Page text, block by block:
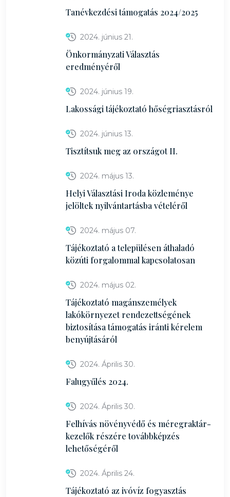
Tanévkezdési támogatás 2024/2025
2024. június 21.
Önkormányzati Választás
eredményéről
2024. június 19.
Lakossági tájékoztató hőségriasztásról
2024. június 13.
Tisztítsuk meg az országot II.
2024. május 13.
Helyi Választási Iroda közleménye
jelöltek nyilvántartásba vételéről
2024. május 07.
Tájékoztató a településen áthaladó
közúti forgalommal kapcsolatosan
2024. május 02.
Tájékoztató magánszemélyek
lakókörnyezet rendezettségének
biztosítása támogatás iránti kérelem
benyújtásáról
2024. Április 30.
Falugyűlés 2024.
2024. Április 30.
Felhívás növényvédő és méregraktár-
kezelők részére továbbképzés
lehetőségéről
2024. Április 24.
Tájékoztató az ivóvíz fogyasztás